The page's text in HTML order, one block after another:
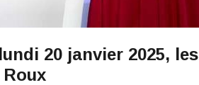
20 janvier 2025,